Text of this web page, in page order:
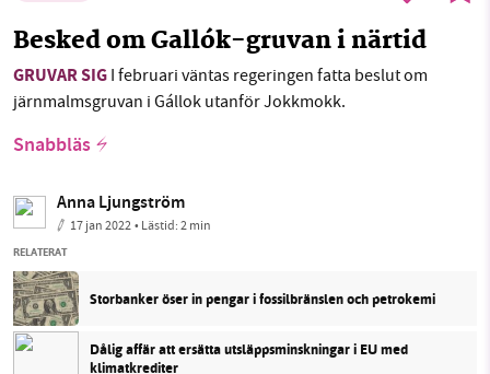
Besked om Gallók-gruvan i närtid
GRUVAR SIG I februari väntas regeringen fatta beslut om
järnmalmsgruvan i Gállok utanför Jokkmokk.
Snabbläs
Anna Ljungström
17 jan 2022• Lästid:2 min
RELATERAT
Storbanker öser in pengar i fossilbränslen och petrokemi
Dålig affär att ersätta utsläppsminskningar i EU med
klimatkrediter